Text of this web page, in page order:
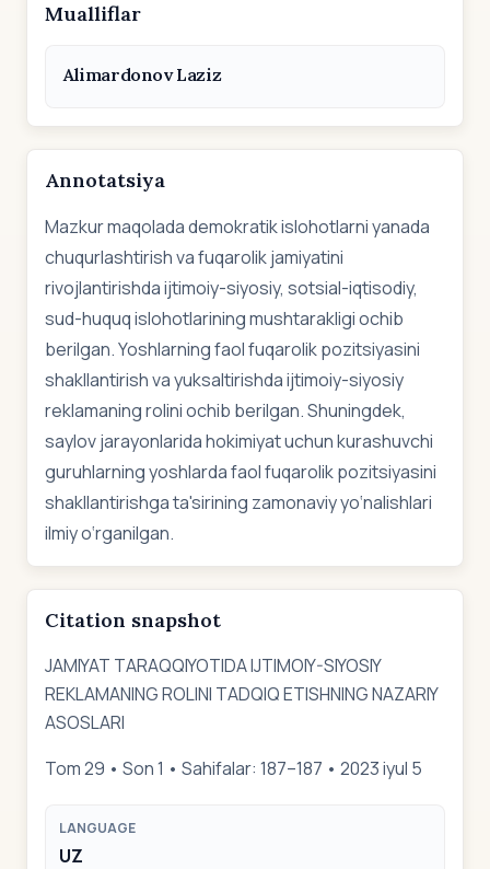
Mualliflar
Alimardonov Laziz
Annotatsiya
Mazkur maqolada demokratik islohotlarni yanada
chuqurlashtirish va fuqarolik jamiyatini
rivojlantirishda ijtimoiy-siyosiy, sotsial-iqtisodiy,
sud-huquq islohotlarining mushtarakligi ochib
berilgan. Yoshlarning faol fuqarolik pozitsiyasini
shakllantirish va yuksaltirishda ijtimoiy-siyosiy
reklamaning rolini ochib berilgan. Shuningdek,
saylov jarayonlarida hokimiyat uchun kurashuvchi
guruhlarning yoshlarda faol fuqarolik pozitsiyasini
shakllantirishga ta'sirining zamonaviy yo‘nalishlari
ilmiy o‘rganilgan.
Citation snapshot
JAMIYAT TARAQQIYOTIDA IJTIMOIY-SIYOSIY
REKLAMANING ROLINI TADQIQ ETISHNING NAZARIY
ASOSLARI
Tom 29 • Son 1 • Sahifalar: 187–187 • 2023 iyul 5
LANGUAGE
UZ